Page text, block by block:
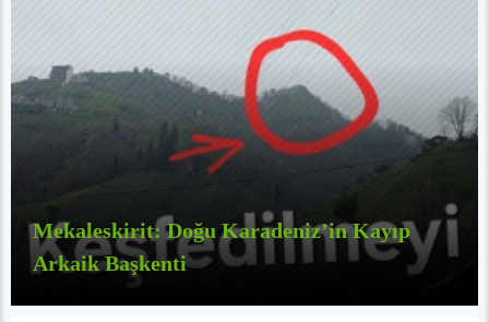
Mekaleskirit: Doğu Karadeniz’in Kayıp
Arkaik Başkenti